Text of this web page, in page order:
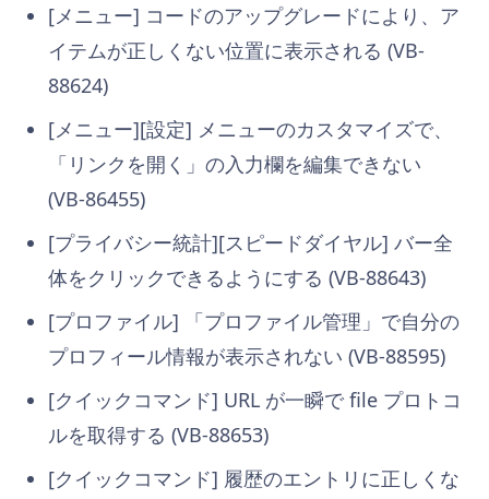
[メニュー] コードのアップグレードにより、ア
イテムが正しくない位置に表示される (VB-
88624)
[メニュー][設定] メニューのカスタマイズで、
「リンクを開く」の入力欄を編集できない
(VB-86455)
[プライバシー統計][スピードダイヤル] バー全
体をクリックできるようにする (VB-88643)
[プロファイル] 「プロファイル管理」で自分の
プロフィール情報が表示されない (VB-88595)
[クイックコマンド] URL が一瞬で file プロトコ
ルを取得する (VB-88653)
[クイックコマンド] 履歴のエントリに正しくな